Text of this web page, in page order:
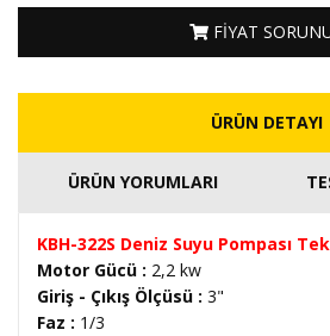
FİYAT
ÜRÜN DETAYI
ÜRÜN YORUMLARI
KBH-322S Deniz Suyu Pompası
Motor Gücü : 2,2 kw
Giriş - Çıkış Ölçüsü : 3"
Faz : 1/3